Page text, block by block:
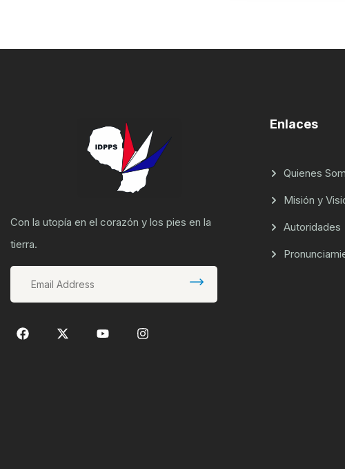
Con la utopía en el corazón y los pies en la
tierra.
Enlaces
Quienes
Misión y
Autoridades